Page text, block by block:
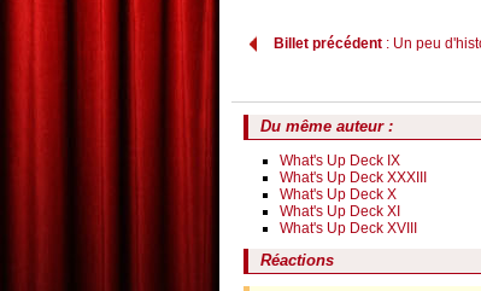
Billet précédent : Un peu
Du même auteur :
What's Up Deck IX
What's Up Deck XXXIII
What's Up Deck X
What's Up Deck XI
What's Up Deck XVIII
Réactions